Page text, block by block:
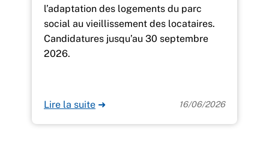
l’adaptation des logements du parc
social au vieillissement des locataires.
Candidatures jusqu’au 30 septembre
2026.
Lire la suite ➜ 16/06/2026